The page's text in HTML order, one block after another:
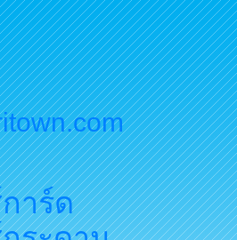
าร์ด